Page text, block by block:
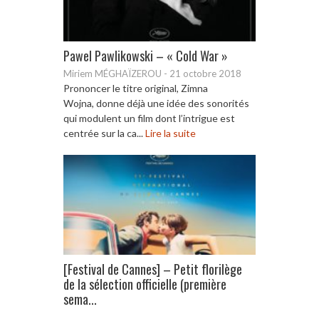
Pawel Pawlikowski – « Cold War »
Miriem MÉGHAÏZEROU - 21 octobre 2018
Prononcer le titre original, Zimna
Wojna, donne déjà une idée des sonorités
qui modulent un film dont l’intrigue est
centrée sur la ca...Lire la suite
[Festival de Cannes] – Petit florilège
de la sélection officielle (première
sema...